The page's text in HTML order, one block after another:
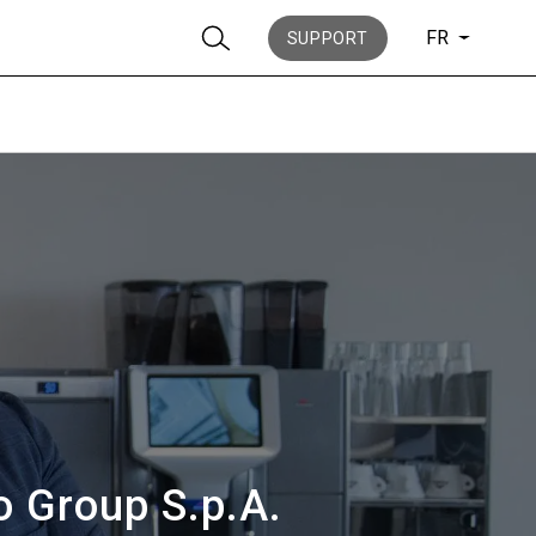
SUPPORT FR
Group S.p.A.
News
Histoire